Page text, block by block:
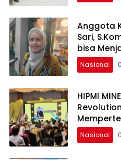
Anggota
Sari,
bisa
Generasi
sama
Nasional
HIPMI
Industri,
Nasional